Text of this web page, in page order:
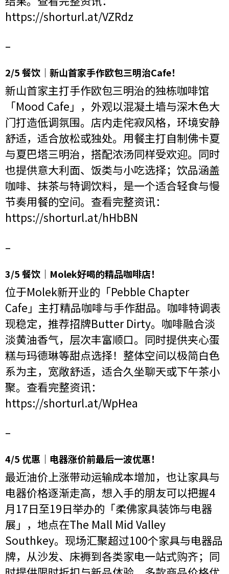
https://shorturl.at/VZRdz
–
2/5 餐饮｜新山首家手作欧包三明治Cafe！
新山首家主打手作欧包三明治的独栋咖啡馆
「Mood Cafe」，外观以混凝土墙与深木色大
门打造低调氛围。店内走侘寂风格，环境安静
舒适，适合放松或独处。用餐主打自制佛卡夏
与夏巴塔三明治，搭配浓汤同样受欢迎。同时
也提供意大利面、饭类与小吃选择；饮品涵盖
咖啡、抹茶与特调饮料，是一个适合轻食与慢
节奏用餐的空间。查看完整资讯：
https://shorturl.at/hHbBN
–
3/5 餐饮｜Molek好喝的精品咖啡店！
位于Molek新开业的「Pebble Chapter
Cafe」主打精品咖啡与手作甜品。咖啡特调表
现稳定，推荐招牌Butter Dirty。咖啡融合淡
淡黄油香气，层次丰富顺口。同时提供夹心蛋
糕与玛德琳等甜点选择！整体空间以极简白色
系为主，宽敞舒适，适合久坐聊天或下午茶小
聚。查看完整资讯：
https://shorturl.at/WpHea
–
4/5 优惠｜电器涨价前最后一波优惠！
最近油价上涨带动运输成本增加，也让家具与
电器价格逐渐走高，想入手的朋友可以把握4
月17日至19日举办的「柔佛家具装饰与电器
展」，地点在The Mall Mid Valley
Southkey。现场汇聚超过100个家具与电器品
牌，从沙发、床褥到各类家电一站式购齐；同